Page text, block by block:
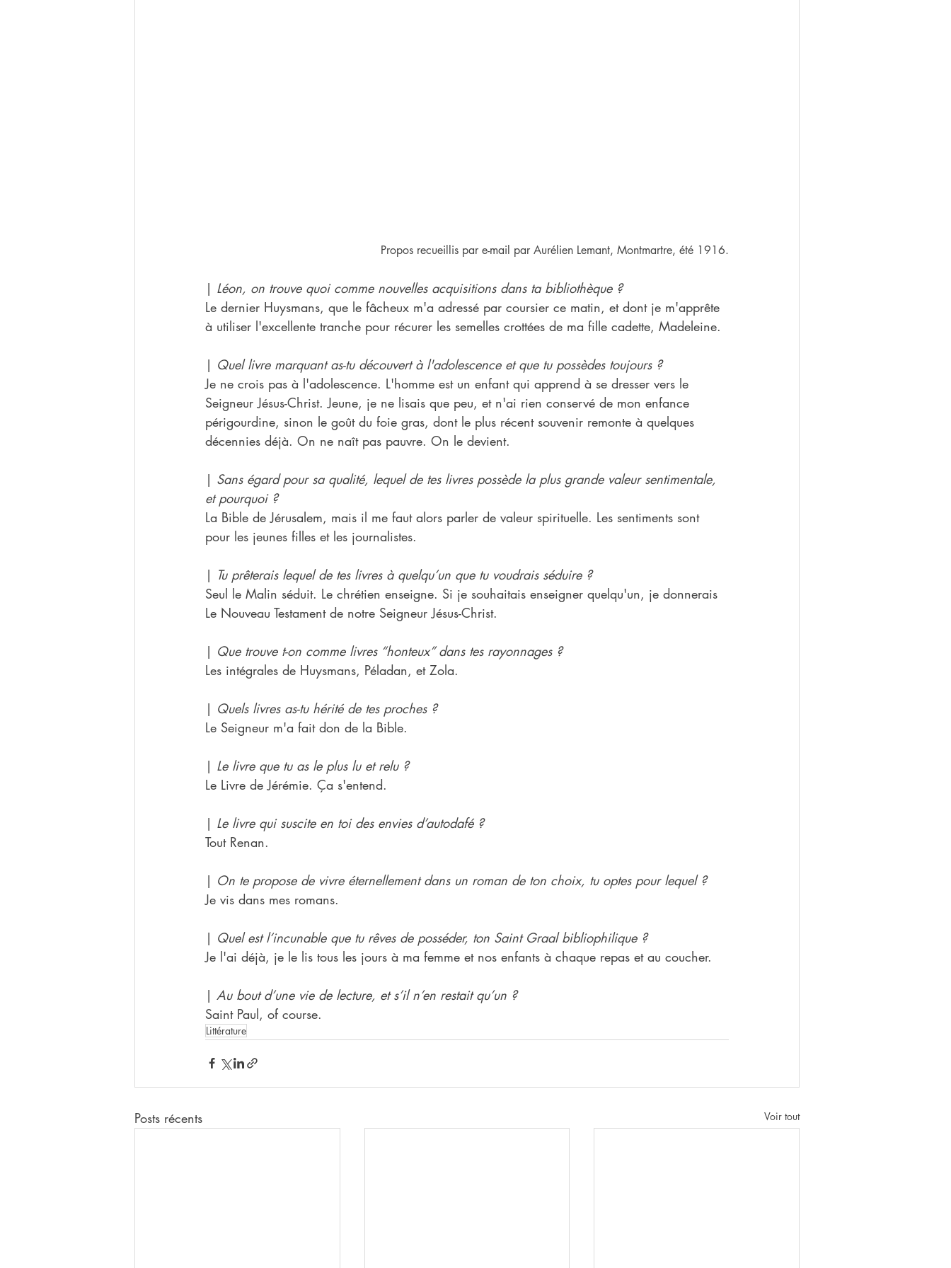
Propos recueillis par e-mail par Aurélien Lemant, Montmartre, été 1916.
| Léon, on trouve quoi comme nouvelles acquisitions dans ta bibliothèque ?
Le dernier Huysmans, que le fâcheux m'a adressé par coursier ce matin, et dont je m'apprête
à utiliser l'excellente tranche pour récurer les semelles crottées de ma fille cadette, Madeleine.
| Quel livre marquant as-tu découvert à l'adolescence et que tu possèdes toujours ?
Je ne crois pas à l'adolescence. L'homme est un enfant qui apprend à se dresser vers le
Seigneur Jésus-Christ. Jeune, je ne lisais que peu, et n'ai rien conservé de mon enfance
périgourdine, sinon le goût du foie gras, dont le plus récent souvenir remonte à quelques
décennies déjà. On ne naît pas pauvre. On le devient.
| Sans égard pour sa qualité, lequel de tes livres possède la plus grande valeur sentimentale,
et pourquoi ?
La Bible de Jérusalem, mais il me faut alors parler de valeur spirituelle. Les sentiments sont
pour les jeunes filles et les journalistes.
| Tu prêterais lequel de tes livres à quelqu’un que tu voudrais séduire ?
Seul le Malin séduit. Le chrétien enseigne. Si je souhaitais enseigner quelqu'un, je donnerais
Le Nouveau Testament de notre Seigneur Jésus-Christ.
| Que trouve t-on comme livres “honteux” dans tes rayonnages ?
Les intégrales de Huysmans, Péladan, et Zola.
| Quels livres as-tu hérité de tes proches ?
Le Seigneur m'a fait don de la Bible.
| Le livre que tu as le plus lu et relu ?
Le Livre de Jérémie. Ça s'entend.
| Le livre qui suscite en toi des envies d’autodafé ?
Tout Renan.
| On te propose de vivre éternellement dans un roman de ton choix, tu optes pour lequel ?
Je vis dans mes romans.
| Quel est l’incunable que tu rêves de posséder, ton Saint Graal bibliophilique ?
Je l'ai déjà, je le lis tous les jours à ma femme et nos enfants à chaque repas et au coucher.
| Au bout d’une vie de lecture, et s’il n’en restait qu’un ?
Saint Paul, of course.
Littérature
Posts récents Voir tout